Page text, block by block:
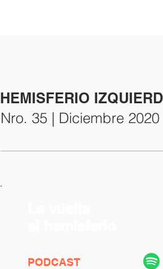
HEMISFERIO
Nro. 35 | Diciembre 2020
PODCAST